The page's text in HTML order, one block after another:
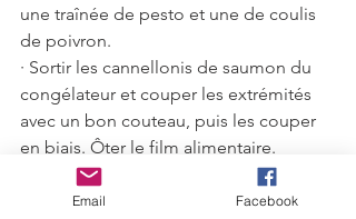
une traînée de pesto et une de coulis
de poivron.
· Sortir les cannellonis de saumon du
congélateur et couper les extrémités
avec un bon couteau, puis les couper
en biais. Ôter le film alimentaire.
Déposer joliment dans l’assiette et
laisser décongeler.
Email Facebook